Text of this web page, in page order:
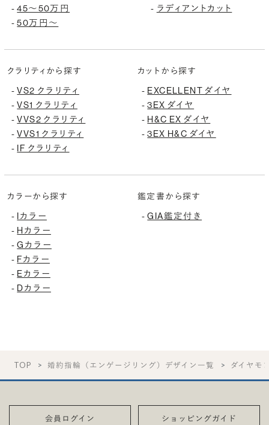
-45〜50万円
-50万円〜
- ラディアントカット
クラリティから探す
-VS2 クラリティ
-VS1 クラリティ
-VVS2 クラリティ
-VVS1 クラリティ
- IF クラリティ
カットから探す
- EXCELLENT ダイヤ
-3EX ダイヤ
- H&C EX ダイヤ
-3EX H&C ダイヤ
カラーから探す
- Iカラー
- Hカラー
-Gカラー
- Fカラー
- Eカラー
- Dカラー
鑑定書から探す
-GIA鑑定付き
TOP 婚約指輪（エンゲージリング）デザイン一覧 ダイヤモ
会員ログイン ショッピングガイド